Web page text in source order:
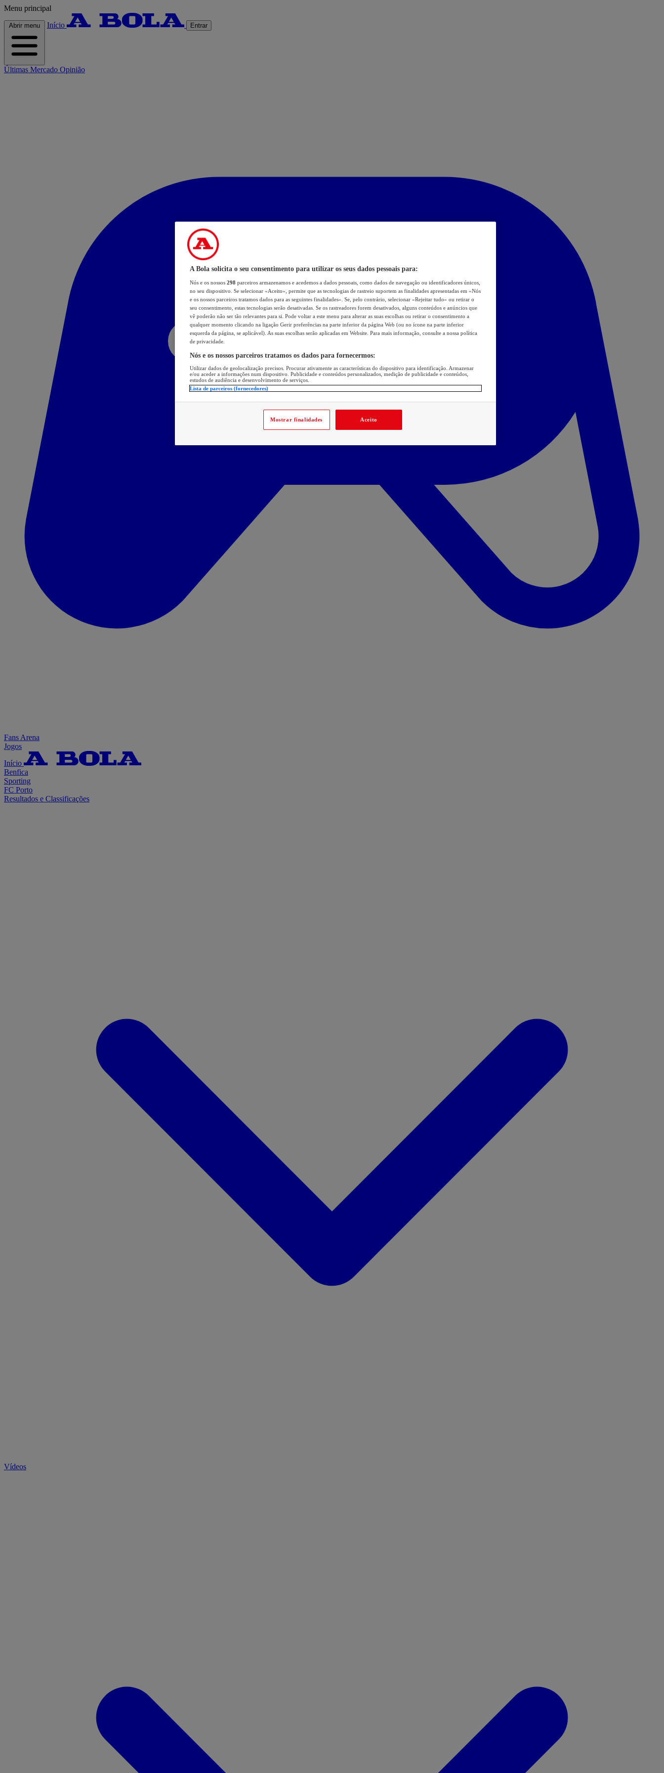
Menu principal
Abrir menu Início Entrar
Últimas Mercado Opinião
Fans Arena
Jogos
Início
Benfica
Sporting
FC Porto
Resultados e Classificações
Vídeos
A Bola solicita o seu consentimento para utilizar os seus dados pessoais para:
Nós e os nossos 298 parceiros armazenamos e acedemos a dados pessoais, como dados de navegação ou identificadores únicos,
no seu dispositivo. Se selecionar «Aceito», permite que as tecnologias de rastreio suportem as finalidades apresentadas em «Nós
e os nossos parceiros tratamos dados para as seguintes finalidades». Se, pelo contrário, selecionar «Rejeitar tudo» ou retirar o
seu consentimento, estas tecnologias serão desativadas. Se os rastreadores forem desativados, alguns conteúdos e anúncios que
vê poderão não ser tão relevantes para si. Pode voltar a este menu para alterar as suas escolhas ou retirar o consentimento a
qualquer momento clicando na ligação Gerir preferências na parte inferior da página Web (ou no ícone na parte inferior
esquerda da página, se aplicável). As suas escolhas serão aplicadas em Website. Para mais informação, consulte a nossa política
de privacidade.
Nós e os nossos parceiros tratamos os dados para fornecermos:
Utilizar dados de geolocalização precisos. Procurar ativamente as características do dispositivo para identificação. Armazenar
e/ou aceder a informações num dispositivo. Publicidade e conteúdos personalizados, medição de publicidade e conteúdos,
estudos de audiência e desenvolvimento de serviços.
Lista de parceiros (fornecedores)
Mostrar finalidades Aceito